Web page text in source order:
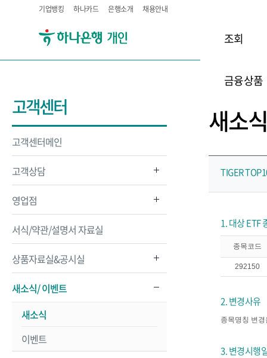
기업뱅킹 하나카드 은행소개 채용안내
조회
금융상품
고객센터
고객센터메인
고객상담
영업점
서식/약관/설명서 자료실
상품자료실&공시실
새소식/ 이벤트
새소식
이벤트
새소식
TIGER
1. 대상 ETF
종목코드
292150
2. 변경사유
종목명칭 변
3. 변경시행